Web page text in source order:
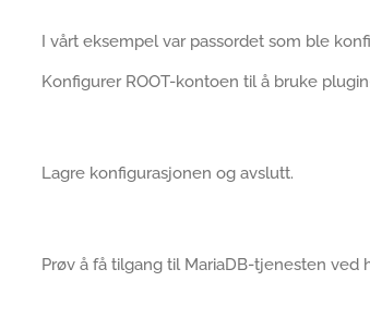
I vårt eksempel var passordet som ble
Konfigurer ROOT-kontoen til å bruke
Lagre konfigurasjonen og avslutt.
Prøv å få tilgang til MariaDB-tjenesten ved